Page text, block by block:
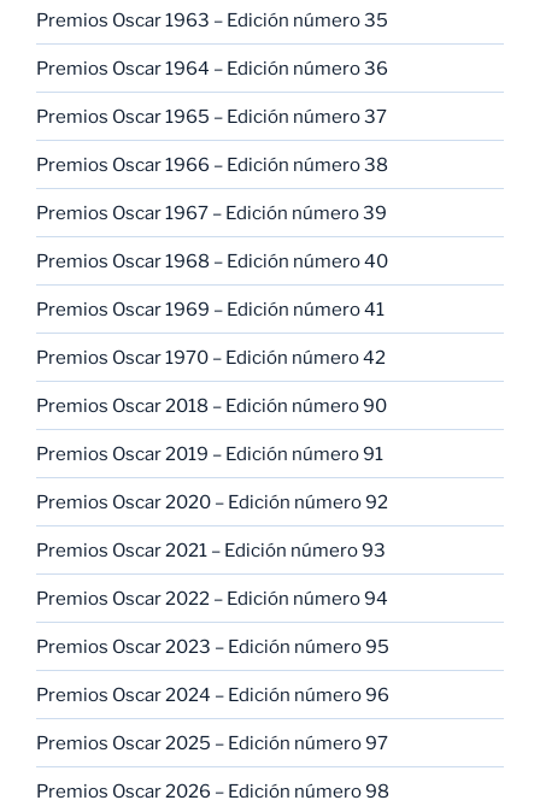
Premios Oscar 1963 – Edición número 35
Premios Oscar 1964 – Edición número 36
Premios Oscar 1965 – Edición número 37
Premios Oscar 1966 – Edición número 38
Premios Oscar 1967 – Edición número 39
Premios Oscar 1968 – Edición número 40
Premios Oscar 1969 – Edición número 41
Premios Oscar 1970 – Edición número 42
Premios Oscar 2018 – Edición número 90
Premios Oscar 2019 – Edición número 91
Premios Oscar 2020 – Edición número 92
Premios Oscar 2021 – Edición número 93
Premios Oscar 2022 – Edición número 94
Premios Oscar 2023 – Edición número 95
Premios Oscar 2024 – Edición número 96
Premios Oscar 2025 – Edición número 97
Premios Oscar 2026 – Edición número 98